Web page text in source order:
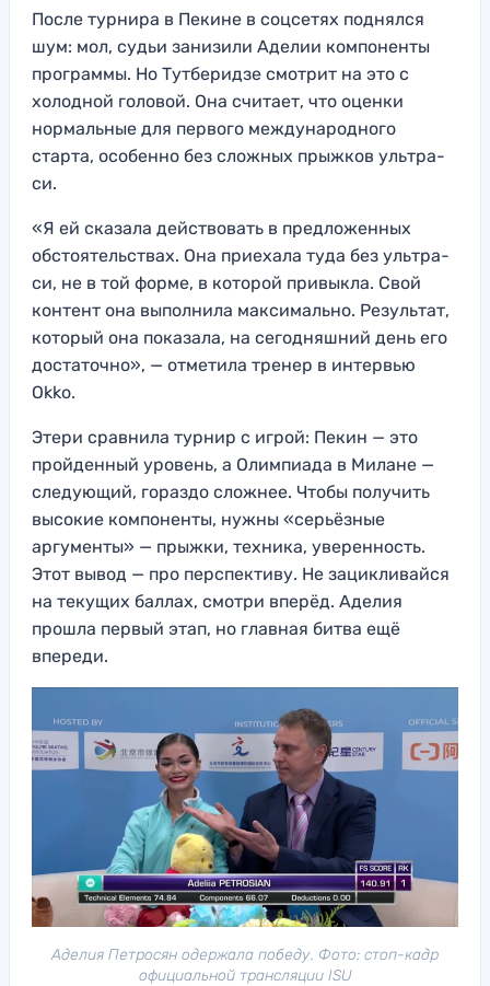
После турнира в Пекине в соцсетях поднялся
шум: мол, судьи занизили Аделии компоненты
программы. Но Тутберидзе смотрит на это с
холодной головой. Она считает, что оценки
нормальные для первого международного
старта, особенно без сложных прыжков ультра-
си.
«Я ей сказала действовать в предложенных
обстоятельствах. Она приехала туда без ультра-
си, не в той форме, в которой привыкла. Свой
контент она выполнила максимально. Результат,
который она показала, на сегодняшний день его
достаточно», — отметила тренер в интервью
Okko.
Этери сравнила турнир с игрой: Пекин — это
пройденный уровень, а Олимпиада в Милане —
следующий, гораздо сложнее. Чтобы получить
высокие компоненты, нужны «серьёзные
аргументы» — прыжки, техника, уверенность.
Этот вывод — про перспективу. Не зацикливайся
на текущих баллах, смотри вперёд. Аделия
прошла первый этап, но главная битва ещё
впереди.
Аделия Петросян одержала победу. Фото: стоп-кадр
официальной трансляции ISU